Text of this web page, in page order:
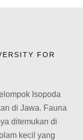
FOR
Isopoda
di Jawa. Fauna
ditemukan di
kecil yang